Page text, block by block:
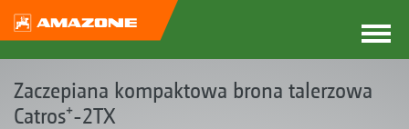
Zaczepiana kompaktowa brona talerzowa
Catros⁺-2TX